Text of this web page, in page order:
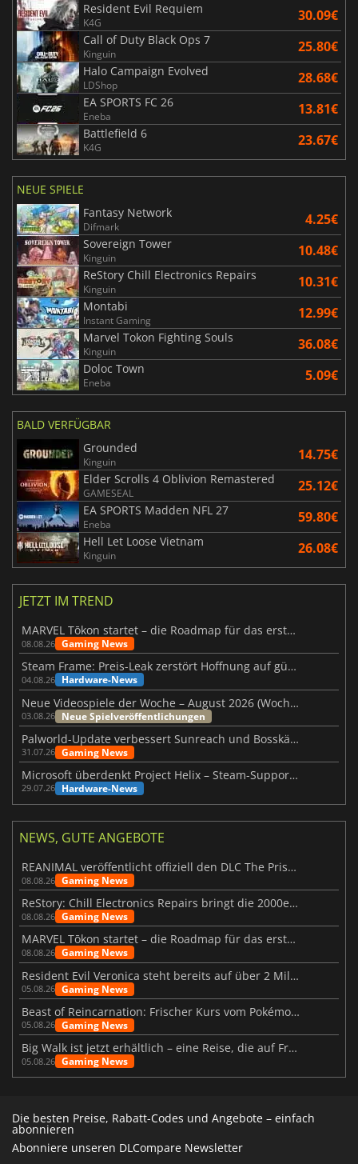
Resident Evil Requiem
K4G 30.09€
Call of Duty Black Ops 7
Kinguin 25.80€
Halo Campaign Evolved
LDShop 28.68€
EA SPORTS FC 26
Eneba 13.81€
Battlefield 6
K4G 23.67€
NEUE SPIELE
Fantasy Network
Difmark 4.25€
Sovereign Tower
Kinguin 10.48€
ReStory Chill Electronics Repairs
Kinguin 10.31€
Montabi
Instant Gaming 12.99€
Marvel Tokon Fighting Souls
Kinguin 36.08€
Doloc Town
Eneba 5.09€
BALD VERFÜGBAR
Grounded
Kinguin 14.75€
Elder Scrolls 4 Oblivion Remastered
GAMESEAL 25.12€
EA SPORTS Madden NFL 27
Eneba 59.80€
Hell Let Loose Vietnam
Kinguin 26.08€
JETZT IM TREND
MARVEL Tōkon startet – die Roadmap für das erste Jahr wurde vorgestellt
08.08.26 Gaming News
Steam Frame: Preis-Leak zerstört Hoffnung auf günstiges VR-Headset
04.08.26 Hardware-News
Neue Videospiele der Woche – August 2026 (Woche 32)
03.08.26 Neue Spielveröffentlichungen
Palworld-Update verbessert Sunreach und Bosskämpfe deutlich
31.07.26 Gaming News
Microsoft überdenkt Project Helix – Steam-Support gefährdet
29.07.26 Hardware-News
NEWS, GUTE ANGEBOTE
REANIMAL veröffentlicht offiziell den DLC The Prisoner
08.08.26 Gaming News
ReStory: Chill Electronics Repairs bringt die 2000er zurück
08.08.26 Gaming News
MARVEL Tōkon startet – die Roadmap für das erste Jahr wurde vorgestellt
08.08.26 Gaming News
Resident Evil Veronica steht bereits auf über 2 Millionen Wunschlisten
05.08.26 Gaming News
Beast of Reincarnation: Frischer Kurs vom Pokémon-Studio
05.08.26 Gaming News
Big Walk ist jetzt erhältlich – eine Reise, die auf Freundschaft basiert
05.08.26 Gaming News
Die besten Preise, Rabatt-Codes und Angebote – einfach
abonnieren
Abonniere unseren DLCompare Newsletter